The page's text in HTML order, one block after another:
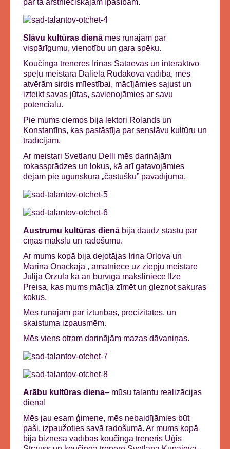
par tā ārstnieciskajām īpašībām.
Slāvu kultūras dienā mēs runājām par
vispārīgumu, vienotību un gara spēku.
Koučinga treneres Irinas Sataevas un interaktīvo
spēļu meistara Daliela Rudakova vadībā, mēs
atvērām sirdis mīlestībai, mācījāmies sajust un
izteikt savas jūtas, savienojāmies ar savu
potenciālu.
Pie mums ciemos bija lektori Rolands un
Konstantīns, kas pastāstīja par senslāvu kultūru un
tradīcijām.
Ar meistari Svetlanu Delli mēs darinājām
rokassprādzes un lokus, kā arī gatavojāmies
dejām pie ugunskura „častušku” pavadījumā.
Austrumu kultūras dienā bija daudz stāstu par
cīņas mākslu un radošumu.
Ar mums kopā bija dejotājas Irina Orlova un
Marina Onackaja , amatniece uz ziepju meistare
Julija Orzula kā arī burvīgā māksliniece Ilze
Preisa, kas mums mācīja zīmēt un gleznot sakuras
kokus.
Mēs runājām par izturības, precizitātes, un
skaistuma izpausmēm.
Mēs viens otram darinājām mazas dāvaniņas.
Arābu kultūras diena– mūsu talantu realizācijas
diena!
Mēs jau esam ģimene, mēs nebaidījāmies būt
paši, izpaužoties savā radošumā. Ar mums kopā
bija biznesa vadības koučinga treneris Uģis